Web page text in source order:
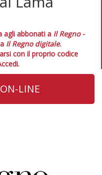
agli abbonati a Il Regno -
Il Regno digitale.
con il proprio codice
LINE